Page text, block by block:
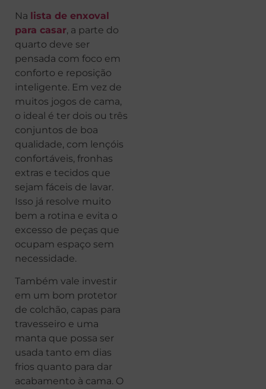
Na lista de enxoval
para casar, a parte do
quarto deve ser
pensada com foco em
conforto e reposição
inteligente. Em vez de
muitos jogos de cama,
o ideal é ter dois ou três
conjuntos de boa
qualidade, com lençóis
confortáveis, fronhas
extras e tecidos que
sejam fáceis de lavar.
Isso já resolve muito
bem a rotina e evita o
excesso de peças que
ocupam espaço sem
necessidade.
Também vale investir
em um bom protetor
de colchão, capas para
travesseiro e uma
manta que possa ser
usada tanto em dias
frios quanto para dar
acabamento à cama. O